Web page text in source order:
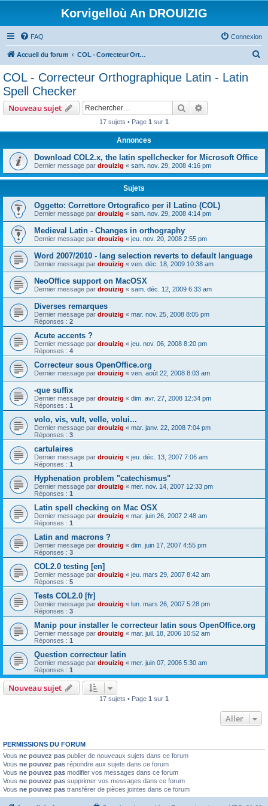
Korvigelloù An DROUIZIG
FAQ Connexion
Accueil du forum COL - Correcteur Orthographique Latin - Latin Spell Checker
COL - Correcteur Orthographique Latin - Latin
Spell Checker
Nouveau sujet Rechercher
17 sujets • Page 1 sur 1
Annonces
Download COL2.x, the latin spellchecker for Microsoft Office
Dernier message par drouizig « sam. nov. 29, 2008 4:16 pm
Sujets
Oggetto: Correttore Ortografico per il Latino (COL)
Dernier message par drouizig « sam. nov. 29, 2008 4:14 pm
Medieval Latin - Changes in orthography
Dernier message par drouizig « jeu. nov. 20, 2008 2:55 pm
Word 2007/2010 - lang selection reverts to default language
Dernier message par drouizig « ven. déc. 18, 2009 10:38 am
NeoOffice support on MacOSX
Dernier message par drouizig « sam. déc. 12, 2009 6:33 am
Diverses remarques
Dernier message par drouizig « mar. nov. 25, 2008 8:05 pm
Réponses : 2
Acute accents ?
Dernier message par drouizig « jeu. nov. 06, 2008 8:20 pm
Réponses : 4
Correcteur sous OpenOffice.org
Dernier message par drouizig « ven. août 22, 2008 8:03 am
-que suffix
Dernier message par drouizig « dim. avr. 27, 2008 12:34 pm
Réponses : 1
volo, vis, vult, velle, volui...
Dernier message par drouizig « mar. janv. 22, 2008 7:04 pm
Réponses : 3
cartulaires
Dernier message par drouizig « jeu. déc. 13, 2007 7:06 am
Réponses : 1
Hyphenation problem "catechismus"
Dernier message par drouizig « mer. nov. 14, 2007 12:33 pm
Réponses : 1
Latin spell checking on Mac OSX
Dernier message par drouizig « mar. juin 26, 2007 2:48 am
Réponses : 1
Latin and macrons ?
Dernier message par drouizig « dim. juin 17, 2007 4:55 pm
Réponses : 3
COL2.0 testing [en]
Dernier message par drouizig « jeu. mars 29, 2007 8:42 am
Réponses : 5
Tests COL2.0 [fr]
Dernier message par drouizig « lun. mars 26, 2007 5:28 pm
Réponses : 3
Manip pour installer le correcteur latin sous OpenOffice.org
Dernier message par drouizig « mar. juil. 18, 2006 10:52 am
Réponses : 1
Question correcteur latin
Dernier message par drouizig « mer. juin 07, 2006 5:30 am
Réponses : 1
Nouveau sujet
17 sujets • Page 1 sur 1
Aller
PERMISSIONS DU FORUM
Vous ne pouvez pas publier de nouveaux sujets dans ce forum
Vous ne pouvez pas répondre aux sujets dans ce forum
Vous ne pouvez pas modifier vos messages dans ce forum
Vous ne pouvez pas supprimer vos messages dans ce forum
Vous ne pouvez pas transférer de pièces jointes dans ce forum